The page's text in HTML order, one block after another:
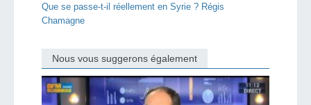
Que se passe-t-il réellement en Syrie ? Régis
Chamagne
Nous vous suggerons également